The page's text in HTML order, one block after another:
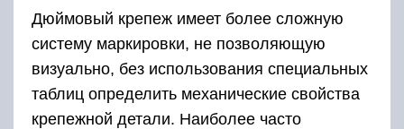
Дюймовый крепеж имеет более сложную
систему маркировки, не позволяющую
визуально, без использования специальных
таблиц определить механические свойства
крепежной детали. Наиболее часто